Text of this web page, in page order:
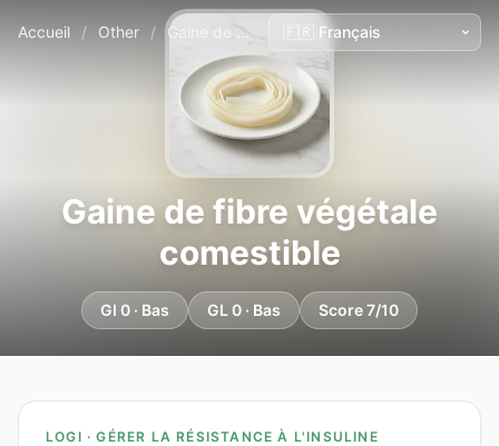
Accueil / Other / Gaine de fibre végétale comestible
Gaine de fibre végétale
comestible
GI 0 · Bas GL 0 · Bas Score 7/10
LOGI · GÉRER LA RÉSISTANCE À L'INSULINE